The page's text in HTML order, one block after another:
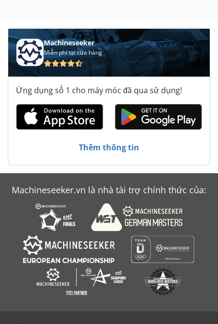
Machineseeker
Miễn phí tại cửa hàng
Ứng dụng số 1 cho máy móc đã qua sử dụng!
Thêm thông tin
Machineseeker.vn là nhà tài trợ chính thức của: